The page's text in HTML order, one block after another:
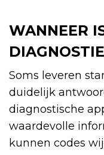
WANNEER
Soms leveren
duidelijk
diagnostische
waardevolle
kunnen codes